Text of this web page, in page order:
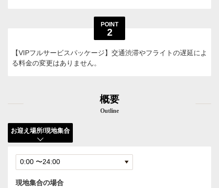
POINT
2
【VIPフルサービスパッケージ】交通渋滞やフライトの遅延によ
る料金の変更はありません。
概要
Outline
お迎え場所/現地集合
現地集合の場合